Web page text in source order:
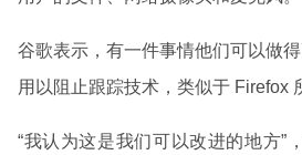
谷歌表示，有一件事情他们可以做
用以阻止跟踪技术，类似于 Firefox
“我认为这是我们可以改进的地方”